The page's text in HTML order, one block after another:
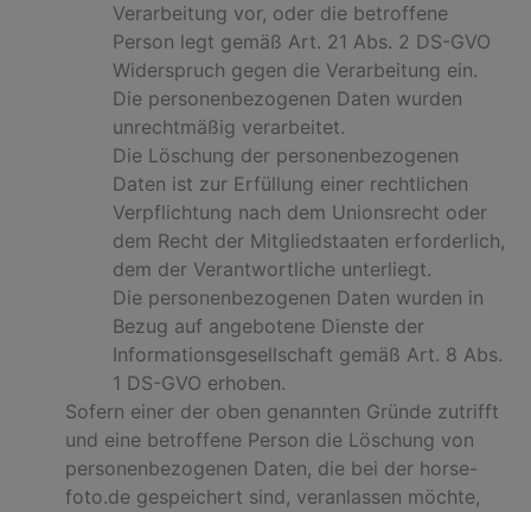
Verarbeitung vor, oder die betroffene
Person legt gemäß Art. 21 Abs. 2 DS-GVO
Widerspruch gegen die Verarbeitung ein.
Die personenbezogenen Daten wurden
unrechtmäßig verarbeitet.
Die Löschung der personenbezogenen
Daten ist zur Erfüllung einer rechtlichen
Verpflichtung nach dem Unionsrecht oder
dem Recht der Mitgliedstaaten erforderlich,
dem der Verantwortliche unterliegt.
Die personenbezogenen Daten wurden in
Bezug auf angebotene Dienste der
Informationsgesellschaft gemäß Art. 8 Abs.
1 DS-GVO erhoben.
Sofern einer der oben genannten Gründe zutrifft
und eine betroffene Person die Löschung von
personenbezogenen Daten, die bei der horse-
foto.de gespeichert sind, veranlassen möchte,